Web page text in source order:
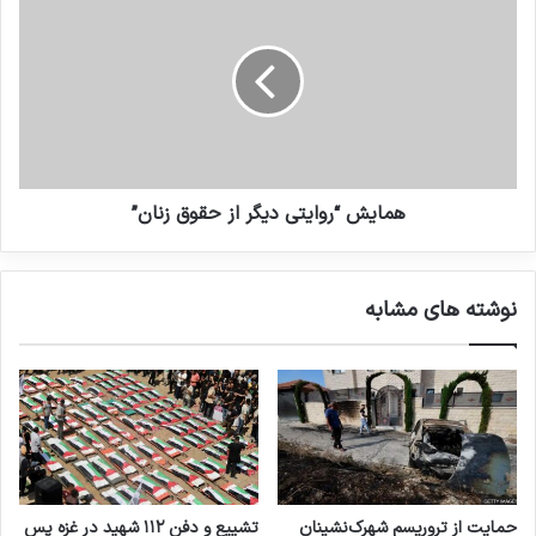
برخورد دولت انگلستان با قربانیان تروریسم نسبتا
یکی از بدترین شرایط در جهان است.
انتشار شاخص تروریسم جهانی در
سال 2022: افغانستان همچنان در
صدر متاثرین از تروریسم
بررسی فیلم‌ها و سریال‌های ایرانی با
موضوع داعش
19 می 2025
همایش “روایتی دیگر از حقوق زنان”
نوشته های مشابه
حمایت از تروریسم شهرک‌نشینان
تشییع و دفن ۱۱۲ شهید در غزه پس